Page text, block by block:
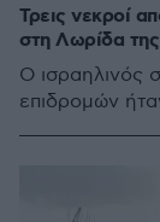
Τρεις νεκροί
στη Λωρίδα
Ο ισραηλινός
επιδρομών